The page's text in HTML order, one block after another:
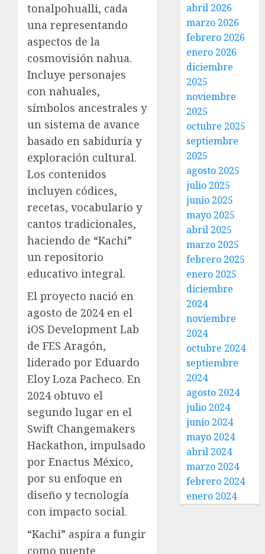
tonalpohualli, cada
una representando
aspectos de la
cosmovisión nahua.
Incluye personajes
con nahuales,
símbolos ancestrales y
un sistema de avance
basado en sabiduría y
exploración cultural.
Los contenidos
incluyen códices,
recetas, vocabulario y
cantos tradicionales,
haciendo de “Kachi”
un repositorio
educativo integral.
El proyecto nació en
agosto de 2024 en el
iOS Development Lab
de FES Aragón,
liderado por Eduardo
Eloy Loza Pacheco. En
2024 obtuvo el
segundo lugar en el
Swift Changemakers
Hackathon, impulsado
por Enactus México,
por su enfoque en
diseño y tecnología
con impacto social.
“Kachi” aspira a fungir
como puente
abril 2026
marzo 2026
febrero 2026
enero 2026
diciembre
2025
noviembre
2025
octubre 2025
septiembre
2025
agosto 2025
julio 2025
junio 2025
mayo 2025
abril 2025
marzo 2025
febrero 2025
enero 2025
diciembre
2024
noviembre
2024
octubre 2024
septiembre
2024
agosto 2024
julio 2024
junio 2024
mayo 2024
abril 2024
marzo 2024
febrero 2024
enero 2024